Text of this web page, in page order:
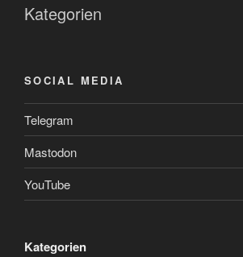
Kategorien
SOCIAL MEDIA
Telegram
Mastodon
YouTube
Kategorien